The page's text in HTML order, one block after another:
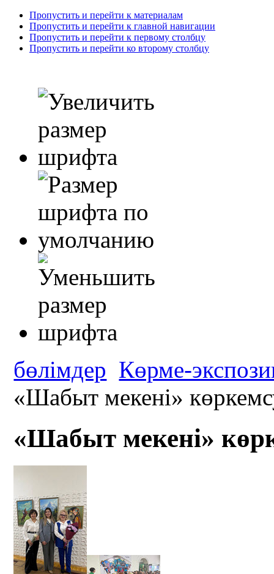
Пропустить и перейти к материалам
Пропустить и перейти к главной навигации
Пропустить и перейти к первому столбцу
Пропустить и перейти ко второму столбцу
бөлімдер Көрме-
«Шабыт мекені»
«Шабыт мекені»